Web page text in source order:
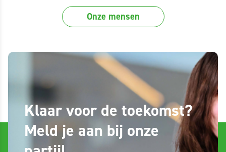
Onze mensen
Klaar voor de toekomst?
Meld je aan bij onze